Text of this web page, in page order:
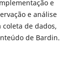
e
e análise
coleta de dados,
de Bardin.